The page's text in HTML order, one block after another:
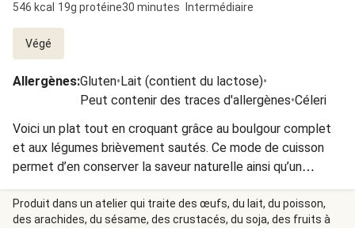
546 kcal 19g protéine30 minutes
Intermédiaire
Végé
Allergènes:Gluten•Lait (contient du lactose)•
Peut contenir des traces d'allergènes•Céleri
Voici un plat tout en croquant grâce au boulgour complet
et aux légumes brièvement sautés. Ce mode de cuisson
permet d’en conserver la saveur naturelle ainsi qu’un
maximum de vitamines et minéraux. Pour la garniture, nous
avons choisi du fromage de chèvre.
Produit dans un atelier qui traite des œufs, du lait, du poisson,
des arachides, du sésame, des crustacés, du soja, des fruits à